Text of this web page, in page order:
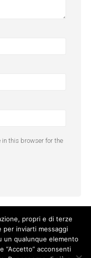
this browser for the
propri e di terze
per inviarti messaggi
un qualunque elemento
“Accetto” acconsenti